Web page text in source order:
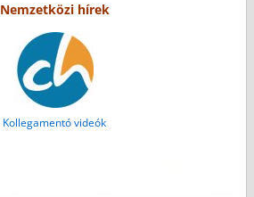
Nemzetközi hírek
Kollegamentó videók